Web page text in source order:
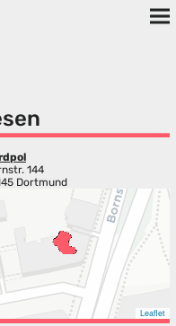
144
Dortmund
Leaflet